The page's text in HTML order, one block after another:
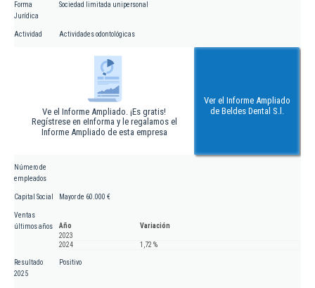
Forma
Jurídica
Sociedad limitada unipersonal
Actividad Actividades odontológicas
Ve el Informe Ampliado. ¡Es gratis!
Regístrese en eInforma y le regalamos el
Informe Ampliado de esta empresa
Ver el Informe Ampliado
de Beldes Dental S.l.
Número de
empleados
Capital Social Mayor de 60.000 €
Ventas
últimos años
Año
Variación
2023
2024
1,72 %
Resultado
2025
Positivo